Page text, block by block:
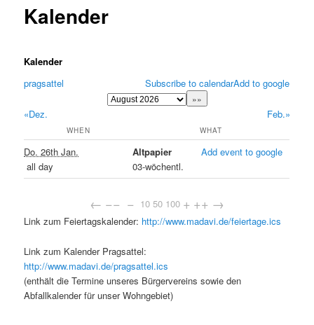
Kalender
Kalender
pragsattel
Add to google
Subscribe to calendar
«Dez. Feb.»
WHEN WHAT
Do. 26th Jan.
all day
Add event to google
Altpapier
03-wöchentl.
← −− − 10 50 100 + ++ →
Link zum Feiertagskalender: http://www.madavi.de/feiertage.ics
Link zum Kalender Pragsattel:
http://www.madavi.de/pragsattel.ics
(enthält die Termine unseres Bürgervereins sowie den
Abfallkalender für unser Wohngebiet)